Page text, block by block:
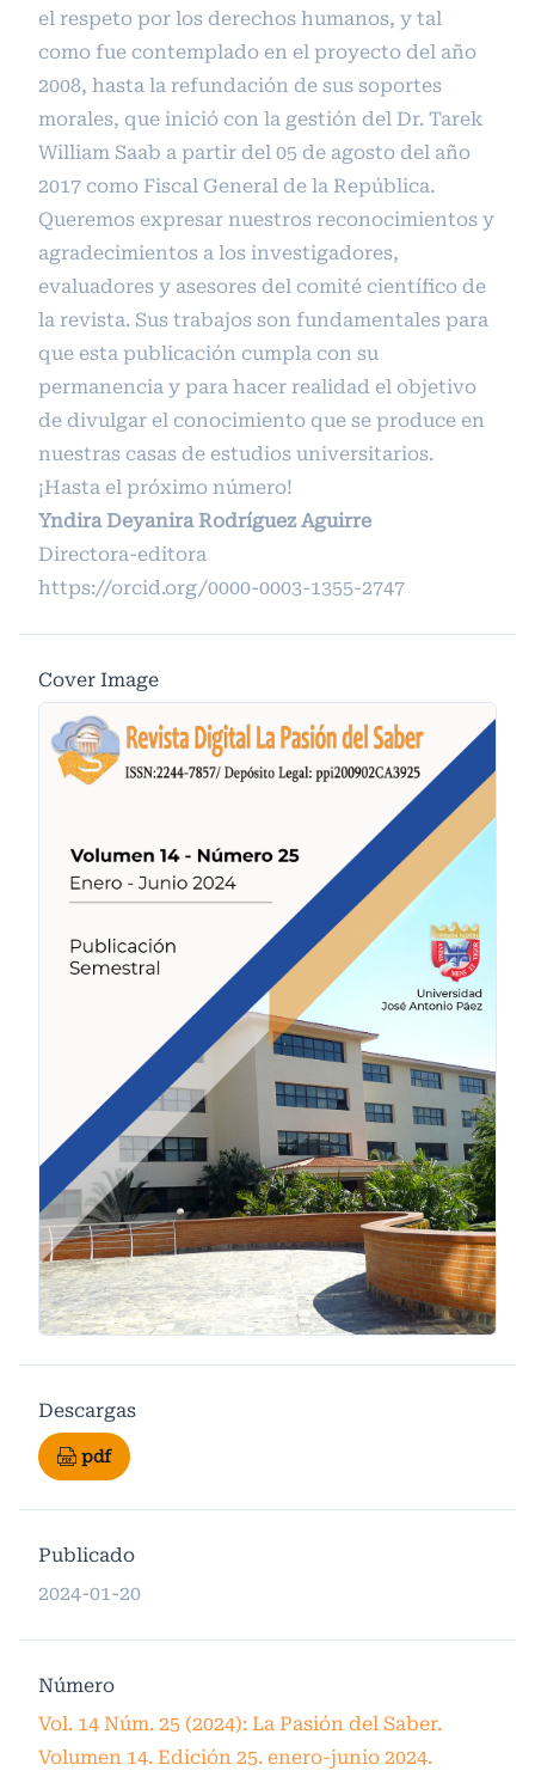
el respeto por los derechos humanos, y tal
como fue contemplado en el proyecto del año
2008, hasta la refundación de sus soportes
morales, que inició con la gestión del Dr. Tarek
William Saab a partir del 05 de agosto del año
2017 como Fiscal General de la República.
Queremos expresar nuestros reconocimientos y
agradecimientos a los investigadores,
evaluadores y asesores del comité científico de
la revista. Sus trabajos son fundamentales para
que esta publicación cumpla con su
permanencia y para hacer realidad el objetivo
de divulgar el conocimiento que se produce en
nuestras casas de estudios universitarios.
¡Hasta el próximo número!
Yndira Deyanira Rodríguez Aguirre
Directora-editora
https://orcid.org/0000-0003-1355-2747
Cover Image
Descargas
pdf
Publicado
2024-01-20
Número
Vol. 14 Núm. 25 (2024): La Pasión del Saber.
Volumen 14. Edición 25. enero-junio 2024.